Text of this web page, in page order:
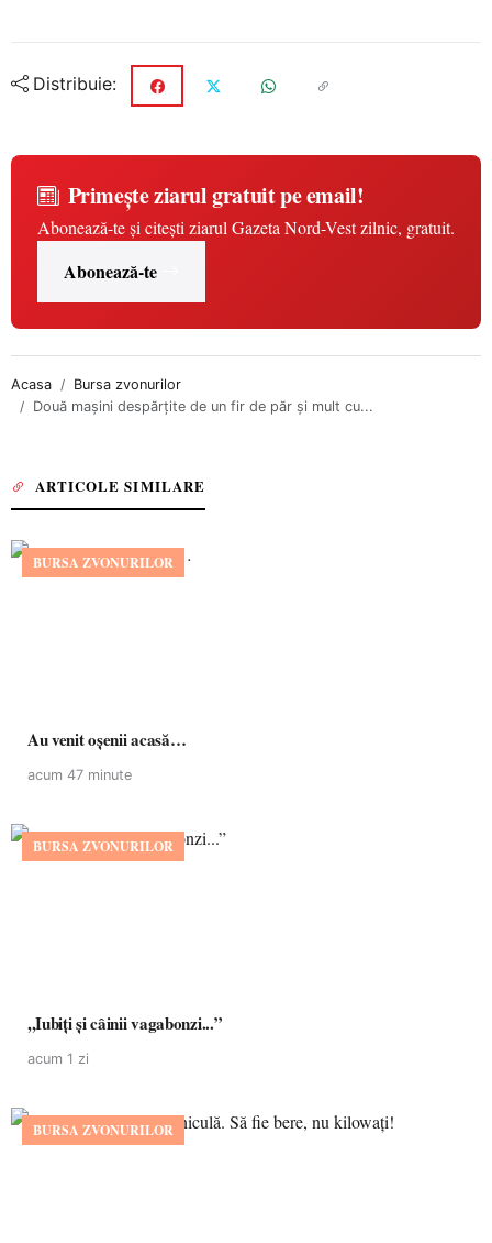
Distribuie:
Primește ziarul gratuit pe email!
Abonează-te și citești ziarul Gazeta Nord-Vest zilnic, gratuit.
Abonează-te
Acasa
Bursa zvonurilor
Două mașini despărțite de un fir de păr și mult cu...
ARTICOLE SIMILARE
BURSA ZVONURILOR
Au venit oșenii acasă…
acum 47 minute
BURSA ZVONURILOR
,,Iubiți și câinii vagabonzi...”
acum 1 zi
BURSA ZVONURILOR